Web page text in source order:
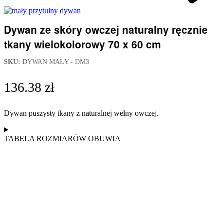
Next
Dywan ze skóry owczej naturalny ręcznie
tkany wielokolorowy 70 x 60 cm
SKU: DYWAN MAŁY - DM3
136.38 zł
Dywan puszysty tkany z naturalnej wełny owczej.
TABELA ROZMIARÓW OBUWIA